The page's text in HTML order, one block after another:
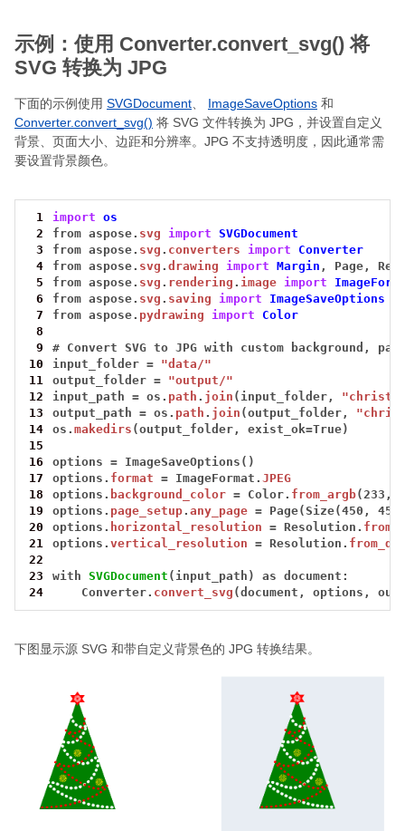
示例：使用 Converter.convert_svg() 将
SVG 转换为 JPG
下面的示例使用 SVGDocument ImageSaveOptions 和
Converter.convert_svg() 将 SVG 文件转换为 JPG，并设置自定义
背景、页面大小、边距和分辨率。JPG 不支持透明度，因此通常需
要设置背景颜色。
1 import
os
2
from aspose. svg import
SVGDocument
3
from aspose. svg . converters import
Converter
4
from aspose. svg .drawing import Margin , Page,
5
from aspose. svg . rendering . image import
6
from aspose. svg . saving import
ImageSaveOptions
7
from aspose. pydrawing import
Color
8
9
# Convert SVG to JPG with custom background,
10
input_folder = "data/"
11
output_folder = "output/"
12
input_path = os. path . join (input_folder,
13
output_path = os. path . join (output_folder,
14
os.makedirs (output_folder, exist_ok=True)
15
16
options = ImageSaveOptions()
17
options. format = ImageFormat.JPEG
18
options. background_color = Color. from_argb(233,
19
options. page_setup.any_page = Page(Size(450,
20
options. horizontal_resolution = Resolution.
21
options.vertical_resolution = Resolution.
22
23
with SVGDocument (input_path) as
document:
24
Converter. convert_svg (document, options,
下图显示源 SVG 和带自定义背景色的 JPG 转换结果。